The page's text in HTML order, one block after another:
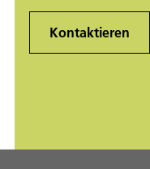
Kontaktieren